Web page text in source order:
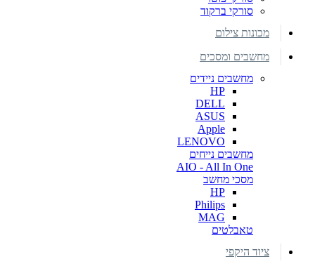
סורקי ברקוד
מכונות צילום
מחשבים ומסכים
מחשבים ניידים
HP
DELL
ASUS
Apple
LENOVO
מחשבים נייחים
AIO - All In One
מסכי מחשב
HP
Philips
MAG
טאבלטים
ציוד היקפי